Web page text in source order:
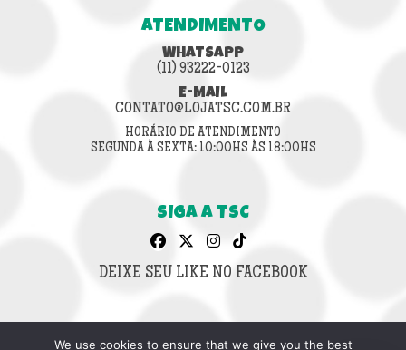
ATENDIMENTO
WHATSAPP
(11) 93222-0123
E-MAIL
CONTATO@LOJATSC.COM.BR
HORÁRIO DE ATENDIMENTO
SEGUNDA À SEXTA: 10:00HS ÀS 18:00HS
SIGA A TSC
DEIXE SEU LIKE NO FACEBOOK
We use cookies to ensure that we give you the best